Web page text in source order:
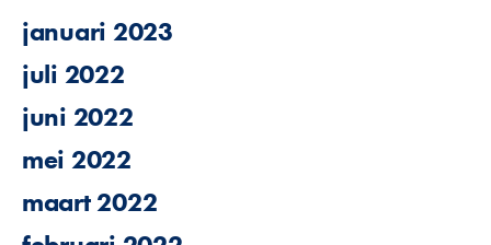
januari 2023
juli 2022
juni 2022
mei 2022
maart 2022